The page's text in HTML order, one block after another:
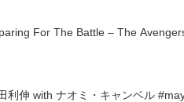
For The Battle – The
利伸 with ナオミ・キャンベル